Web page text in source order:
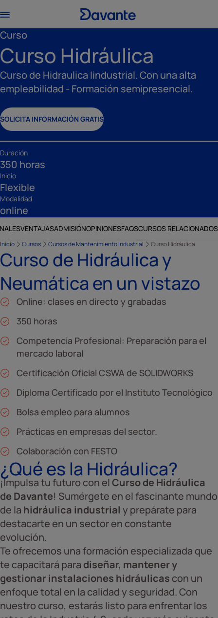
Curso
Curso Hidráulica
Curso de Hidraulica Iindustrial. Con una alta
empleabilidad - Formación semipresencial.
SOLICITA INFORMACIÓN GRATIS
Duración
350 horas
Inicio
Flexible
Modalidad
online
VENTAJASADMISIÓNOPINIONESFAQSCURSOS RELACIONADOS
Inicio Cursos Cursos de Mantenimiento Industrial Curso Hidráulica
Curso de Hidráulica y
Neumática en un vistazo
Online: clases en directo y grabadas
350 horas
Competencia Profesional: Preparación para el
mercado laboral
Certificación Oficial CSWA de SOLIDWORKS
Diploma Certificado por el Instituto Tecnológico
Bolsa empleo para alumnos
Prácticas en empresas del sector.
Colaboración con FESTO
¿Qué es la Hidráulica?
¡Impulsa tu futuro con elCurso de Hidráulica
de Davante! Sumérgete en el fascinante mundo
de la hidráulica industrial y prepárate para
destacarte en un sector en constante
evolución.
Te ofrecemos una formación especializada que
te capacitará para diseñar, mantener y
gestionar instalaciones hidráulicas con un
enfoque total en la calidad y seguridad. Con
nuestro curso, estarás listo para enfrentar los